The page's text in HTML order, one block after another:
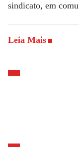
sindicato, em
Leia Mais